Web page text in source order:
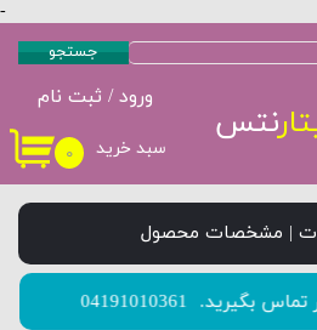
-
۰ سبد خرید
ورود / ثبت نام
نتس
جستجو
| مشخصات محصول
تماس بگیرید. 04191010361